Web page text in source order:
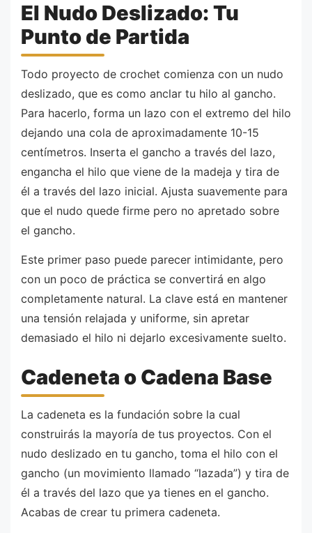
El Nudo Deslizado: Tu
Punto de Partida
Todo proyecto de crochet comienza con un nudo
deslizado, que es como anclar tu hilo al gancho.
Para hacerlo, forma un lazo con el extremo del hilo
dejando una cola de aproximadamente 10-15
centímetros. Inserta el gancho a través del lazo,
engancha el hilo que viene de la madeja y tira de
él a través del lazo inicial. Ajusta suavemente para
que el nudo quede firme pero no apretado sobre
el gancho.
Este primer paso puede parecer intimidante, pero
con un poco de práctica se convertirá en algo
completamente natural. La clave está en mantener
una tensión relajada y uniforme, sin apretar
demasiado el hilo ni dejarlo excesivamente suelto.
Cadeneta o Cadena Base
La cadeneta es la fundación sobre la cual
construirás la mayoría de tus proyectos. Con el
nudo deslizado en tu gancho, toma el hilo con el
gancho (un movimiento llamado “lazada”) y tira de
él a través del lazo que ya tienes en el gancho.
Acabas de crear tu primera cadeneta.